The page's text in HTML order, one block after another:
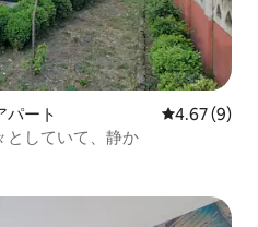
パート レビュー9
4.67 (9)
としていて、静か